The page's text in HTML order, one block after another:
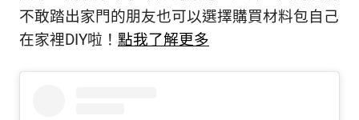
不敢踏出家門的朋友也可以選擇購買材料包自己
在家裡DIY啦！ 點我了解更多